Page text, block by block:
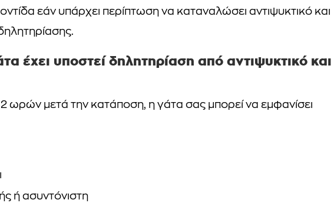
εάν υπάρχει περίπτωση να καταναλώσει αντιψυκτικό και
έχει υποστεί δηλητηρίαση από αντιψυκτικό και
ωρών μετά την κατάποση, η γάτα σας μπορεί να εμφανίσει
ή ασυντόνιστη